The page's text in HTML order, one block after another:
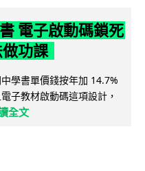
電子啟動碼鎖死
功課
學書單價錢按年加 14.7%
子教材啟動碼這項設計，
全文